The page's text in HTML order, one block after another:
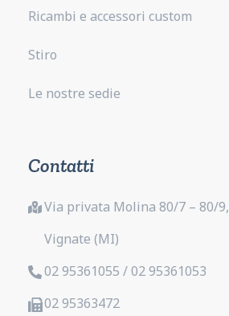
Ricambi e accessori custom
Stiro
Le nostre sedie
Contatti
Via privata Molina 80/7 – 80/9,
Vignate (MI)
02 95361055 / 02 95361053
02 95363472